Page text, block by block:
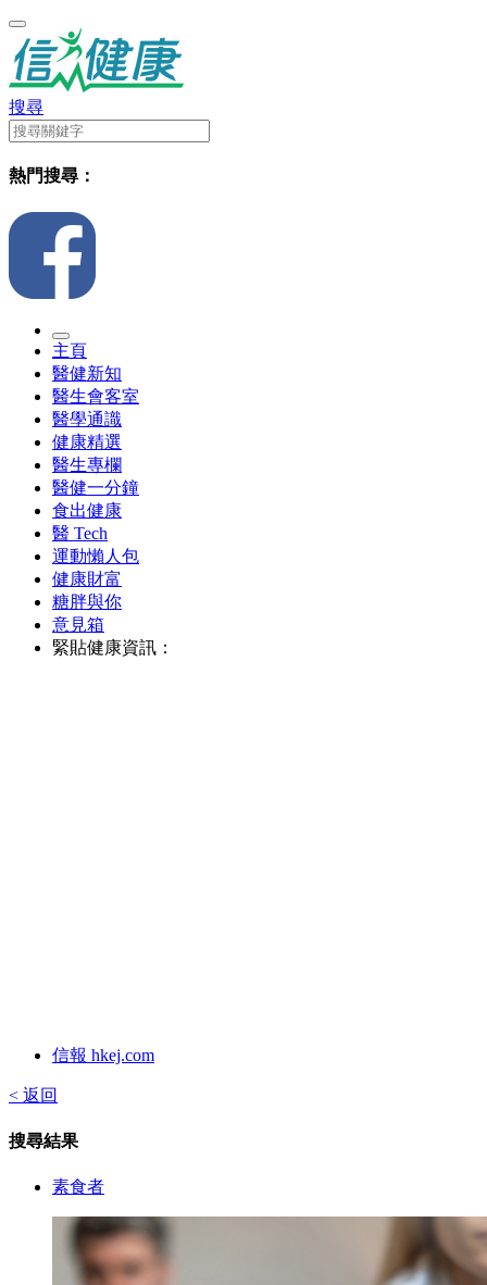
搜尋
熱門搜尋：
主頁
醫健新知
醫生會客室
醫學通識
健康精選
醫生專欄
醫健一分鐘
食出健康
醫 Tech
運動懶人包
健康財富
糖胖與你
意見箱
緊貼健康資訊：
信報 hkej.com
< 返回
搜尋結果
素食者